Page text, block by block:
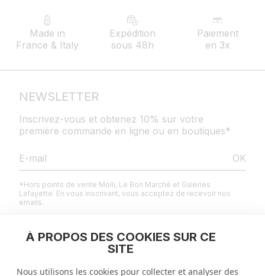
Made in
France & Italy
Expédition
sous 48h
Paiement
en 3x
NEWSLETTER
Inscrivez-vous et obtenez 10% sur votre
première commande en ligne ou en boutiques*
OK
*Hors points de vente Molli, Le Bon Marché et Galeries
Lafayette. En vous inscrivant, vous acceptez de recevoir nos
emails.
MENTIONS LÉGALES
À PROPOS DES COOKIES SUR CE
SITE
Nous utilisons les cookies pour collecter et analyser des